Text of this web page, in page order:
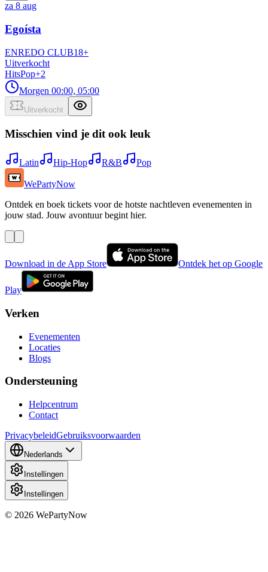
za 8 aug
Egoísta
ENREDO CLUB18+
Uitverkocht
HitsPop+2
Morgen 00:00, 05:00
Uitverkocht
Misschien vind je dit ook leuk
Latin Hip-Hop R&B Pop
WePartyNow
Ontdek en boek tickets voor de hotste nachtleven evenementen in
jouw stad. Jouw avontuur begint hier.
Download in de App Store Ontdek het op Google
Play
Verken
Evenementen
Locaties
Blogs
Ondersteuning
Helpcentrum
Contact
PrivacybeleidGebruiksvoorwaarden
Nederlands
Instellingen
Instellingen
© 2026 WePartyNow